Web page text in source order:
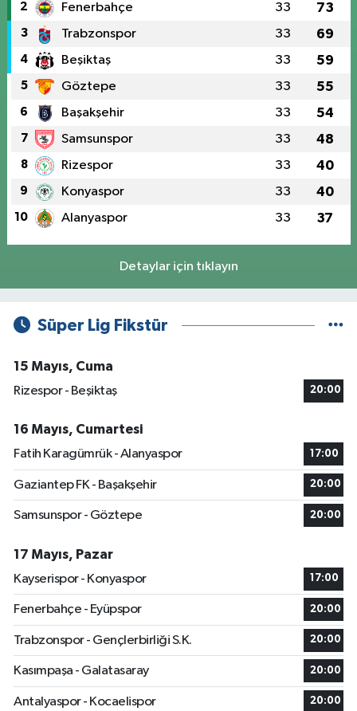
2 Fenerbahçe 33 73
3 Trabzonspor 33 69
4 Beşiktaş 33 59
5 Göztepe 33 55
6 Başakşehir 33 54
7 Samsunspor 33 48
8 Rizespor 33 40
9 Konyaspor 33 40
10 Alanyaspor 33 37
Detaylar için tıklayın
Süper Lig Fikstür
15 Mayıs, Cuma
Rizespor - Beşiktaş
20:00
16 Mayıs, Cumartesi
Fatih Karagümrük - Alanyaspor
17:00
Gaziantep FK - Başakşehir 20:00
Samsunspor - Göztepe 20:00
17 Mayıs, Pazar
Kayserispor - Konyaspor
17:00
Fenerbahçe - Eyüpspor 20:00
Trabzonspor - Gençlerbirliği S.K. 20:00
Kasımpaşa - Galatasaray 20:00
Antalyaspor - Kocaelispor 20:00